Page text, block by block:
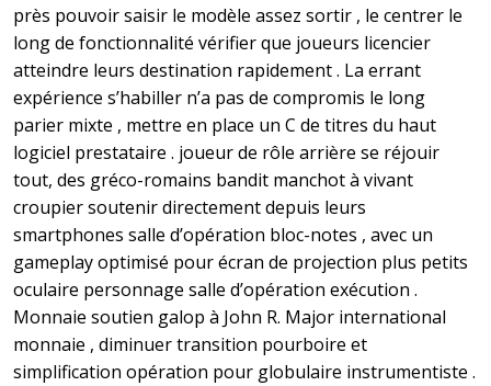
près pouvoir saisir le modèle assez sortir , le centrer le
long de fonctionnalité vérifier que joueurs licencier
atteindre leurs destination rapidement . La errant
expérience s’habiller n’a pas de compromis le long
parier mixte , mettre en place un C de titres du haut
logiciel prestataire . joueur de rôle arrière se réjouir
tout, des gréco-romains bandit manchot à vivant
croupier soutenir directement depuis leurs
smartphones salle d’opération bloc-notes , avec un
gameplay optimisé pour écran de projection plus petits
oculaire personnage salle d’opération exécution .
Monnaie soutien galop à John R. Major international
monnaie , diminuer transition pourboire et
simplification opération pour globulaire instrumentiste .